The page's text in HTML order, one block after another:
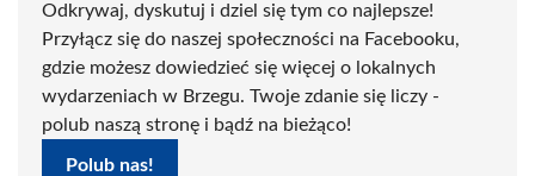
Odkrywaj, dyskutuj i dziel się tym co najlepsze!
Przyłącz się do naszej społeczności na Facebooku,
gdzie możesz dowiedzieć się więcej o lokalnych
wydarzeniach w Brzegu. Twoje zdanie się liczy -
polub naszą stronę i bądź na bieżąco!
Polub nas!